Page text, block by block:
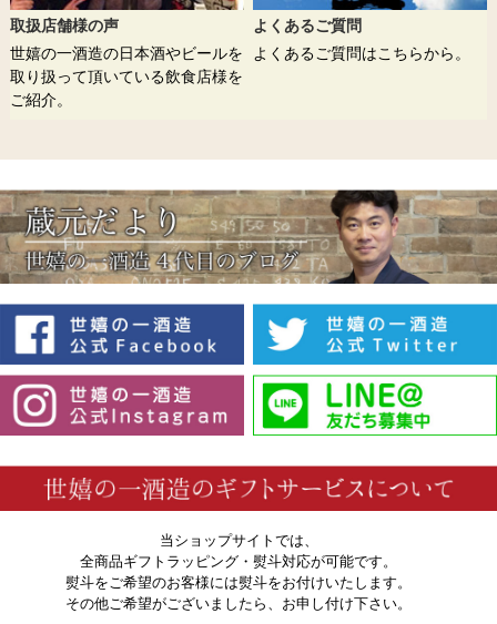
取扱店舗様の声
世嬉の一酒造の日本酒やビールを
取り扱って頂いている飲食店様を
ご紹介。
よくあるご質問
よくあるご質問はこちらから。
当ショップサイトでは、
全商品ギフトラッピング・熨斗対応が可能です。
熨斗をご希望のお客様には熨斗をお付けいたします。
その他ご希望がございましたら、お申し付け下さい。